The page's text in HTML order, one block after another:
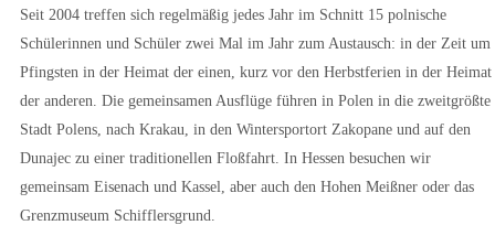
Seit 2004 treffen sich regelmäßig jedes Jahr im Schnitt 15 polnische
Schülerinnen und Schüler zwei Mal im Jahr zum Austausch: in der Zeit um
Pfingsten in der Heimat der einen, kurz vor den Herbstferien in der Heimat
der anderen. Die gemeinsamen Ausflüge führen in Polen in die zweitgrößte
Stadt Polens, nach Krakau, in den Wintersportort Zakopane und auf den
Dunajec zu einer traditionellen Floßfahrt. In Hessen besuchen wir
gemeinsam Eisenach und Kassel, aber auch den Hohen Meißner oder das
Grenzmuseum Schifflersgrund.